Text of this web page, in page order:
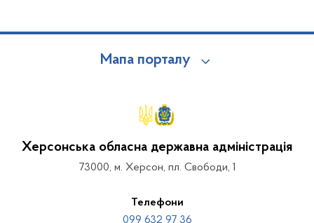
Мапа порталу
Херсонська обласна державна адміністрація
73000, м. Херсон, пл. Свободи, 1
Телефони
099 632 97 36